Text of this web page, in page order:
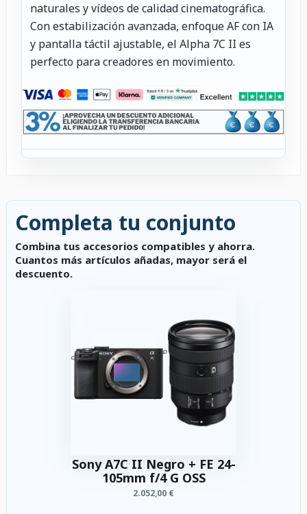
naturales y vídeos de calidad cinematográfica.
Con estabilización avanzada, enfoque AF con IA
y pantalla táctil ajustable, el Alpha 7C II es
perfecto para creadores en movimiento.
Completa tu conjunto
Combina tus accesorios compatibles y ahorra.
Cuantos más artículos añadas, mayor será el
descuento.
Sony A7C II Negro + FE 24-
105mm f/4 G OSS
2.052,00 €